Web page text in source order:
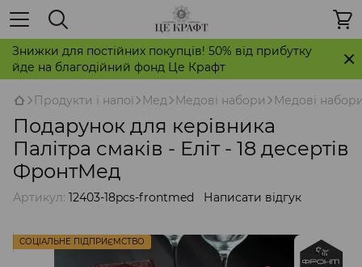
Знижки для постійних покупців! 50% від прибутку
йде на благодійний фонд Це Крафт
Продукти і напої Мед Медові набори Медові
Подарунок для керівника
Палітра смаків - Еліт - 18 десертів
ФронтМед
Артикул: 12403-18pcs-frontmed Написати відгук
СОЦІАЛЬНЕ ПІДПРИЄМСТВО